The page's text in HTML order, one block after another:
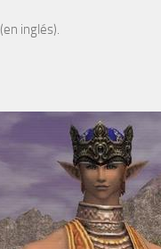
(en inglés).